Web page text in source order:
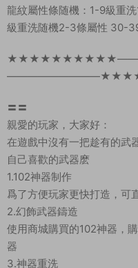
龍紋屬性條随機：1-9級重
級重洗随機2-3條屬性 30-
〓〓
親愛的玩家，大家好：
在遊戲中沒有一把趁有的武
自己喜歡的武器麽
1.102神器制作
爲了方便玩家更快打造，可
2.幻飾武器鑄造
使用商城購買的102神器，
器
3.神器重洗